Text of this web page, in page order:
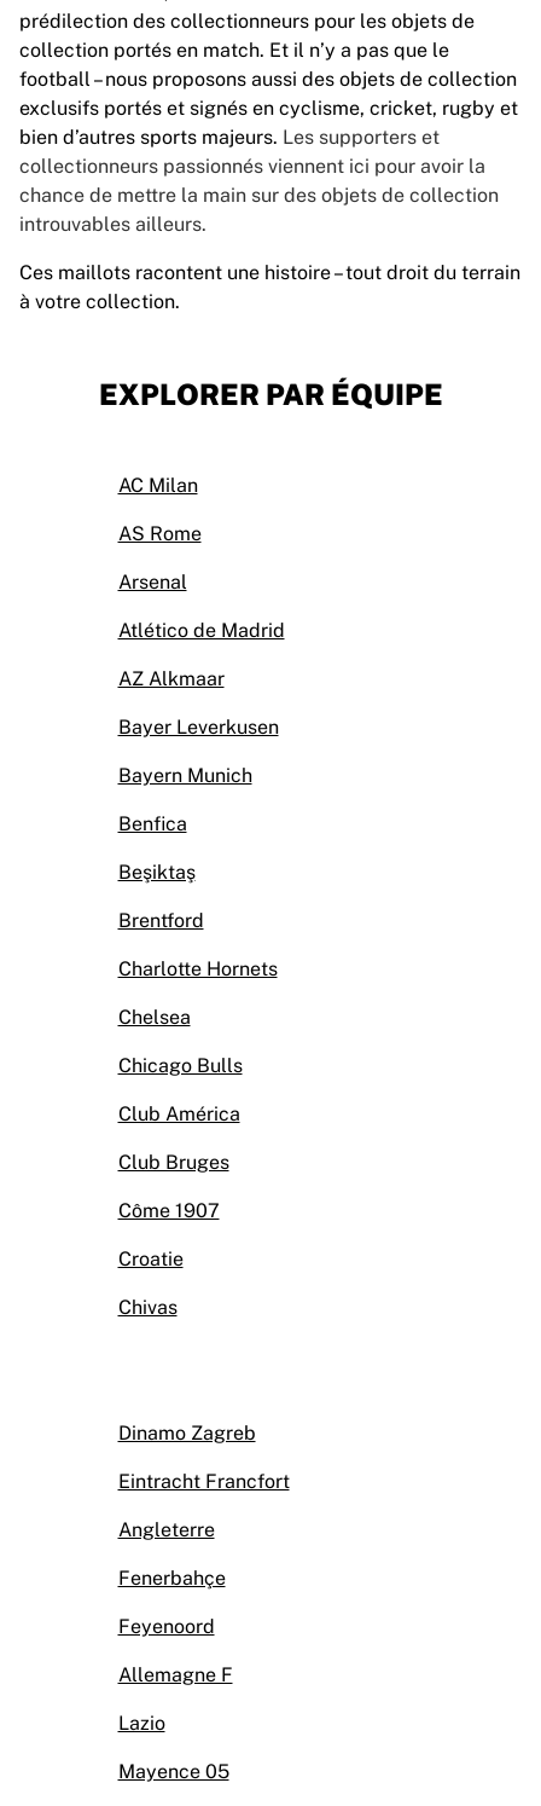
prédilection des collectionneurs pour les objets de
collection portés en match. Et il n’y a pas que le
football – nous proposons aussi des objets de collection
exclusifs portés et signés en cyclisme, cricket, rugby et
bien d’autres sports majeurs. Les supporters et
collectionneurs passionnés viennent ici pour avoir la
chance de mettre la main sur des objets de collection
introuvables ailleurs.
Ces maillots racontent une histoire – tout droit du terrain
à votre collection.
EXPLORER PAR ÉQUIPE
AC Milan
AS Rome
Arsenal
Atlético de Madrid
AZ Alkmaar
Bayer Leverkusen
Bayern Munich
Benfica
Beşiktaş
Brentford
Charlotte Hornets
Chelsea
Chicago Bulls
Club América
Club Bruges
Côme 1907
Croatie
Chivas
Dinamo Zagreb
Eintracht Francfort
Angleterre
Fenerbahçe
Feyenoord
Allemagne F
Lazio
Mayence 05